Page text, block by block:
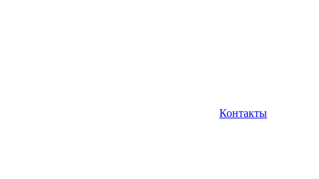
Контакты